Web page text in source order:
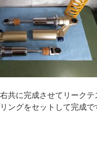
共に完成させてリーク
ングをセットして完成で